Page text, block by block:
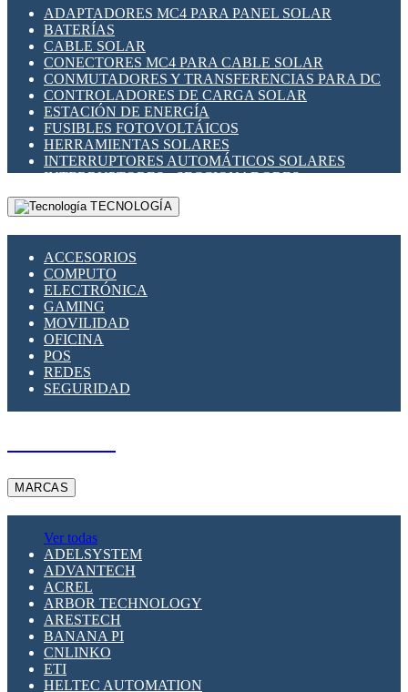
ADAPTADORES MC4 PARA PANEL SOLAR
BATERÍAS
CABLE SOLAR
CONECTORES MC4 PARA CABLE SOLAR
CONMUTADORES Y TRANSFERENCIAS PARA DC
CONTROLADORES DE CARGA SOLAR
ESTACIÓN DE ENERGÍA
FUSIBLES FOTOVOLTÁICOS
HERRAMIENTAS SOLARES
INTERRUPTORES AUTOMÁTICOS SOLARES
INTERRUPTORES - SECCIONADORES
FOTOVOLTÁICOS
MONTAJE PANEL SOLAR
SUPRESOR DE TRANSIENTES SPDS PARA
APLICACIONES FOTOVOLTAICAS
TECNOLOGÍA
ACCESORIOS
COMPUTO
ELECTRÓNICA
GAMING
MOVILIDAD
OFICINA
POS
REDES
SEGURIDAD
MARCAS
Ver todas
ADELSYSTEM
ADVANTECH
ACREL
ARBOR TECHNOLOGY
ARESTECH
BANANA PI
CNLINKO
ETI
HELTEC AUTOMATION